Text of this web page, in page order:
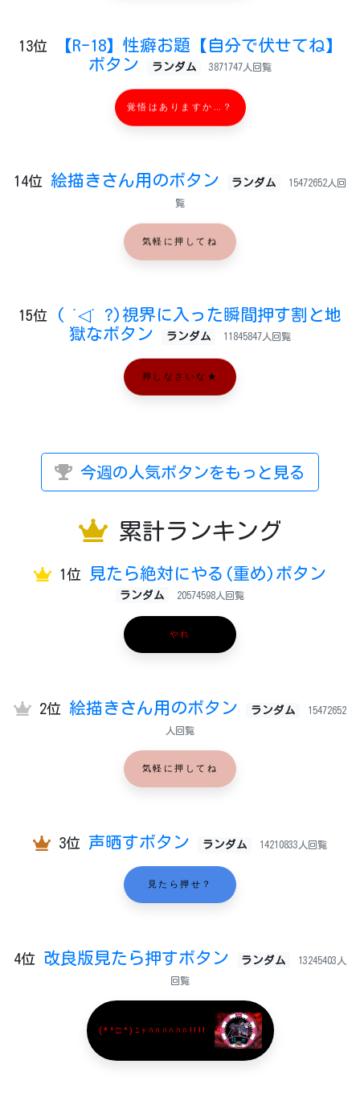
13位
【R-18】性癖お題【自分で伏せてね】
ボタン
ランダム 3871747人回覧
覚悟はありますか…？
14位 絵描きさん用のボタン ランダム 15472652人回
覧
気軽に押してね
15位
( ˙◁˙ ?)視界に入った瞬間押す割と地
獄なボタン
ランダム 11845847人回覧
押しなさいな★
今週の人気ボタンをもっと見る
累計ランキング
1位 見たら絶対にやる(重め)ボタン
ランダム 20574598人回覧
やれ
2位 絵描きさん用のボタン ランダム 15472652
人回覧
気軽に押してね
3位 声晒すボタン ランダム 14210833人回覧
見たら押せ？
4位 改良版見たら押すボタン ランダム 13245403人
回覧
(*^□^)ﾆｬﾊﾊﾊﾊﾊﾊ!!!!